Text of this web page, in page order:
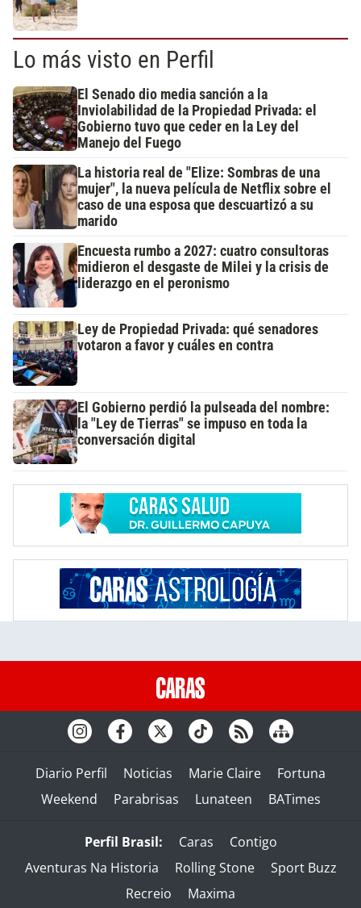
Lo más visto en Perfil
El Senado dio media sanción a la
Inviolabilidad de la Propiedad Privada: el
Gobierno tuvo que ceder en la Ley del
Manejo del Fuego
La historia real de "Elize: Sombras de una
mujer", la nueva película de Netflix sobre el
caso de una esposa que descuartizó a su
marido
Encuesta rumbo a 2027: cuatro consultoras
midieron el desgaste de Milei y la crisis de
liderazgo en el peronismo
Ley de Propiedad Privada: qué senadores
votaron a favor y cuáles en contra
El Gobierno perdió la pulseada del nombre:
la "Ley de Tierras" se impuso en toda la
conversación digital
Diario Perfil Noticias Marie Claire
Fortuna
Weekend
Parabrisas Lunateen BATimes
Perfil Brasil: Caras
Contigo
Aventuras Na Historia
Rolling Stone
Sport Buzz
Recreio
Maxima